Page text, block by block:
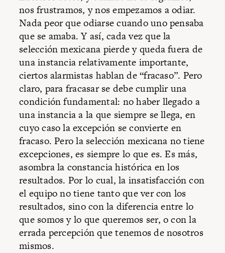
nos frustramos, y nos empezamos a odiar.
Nada peor que odiarse cuando uno pensaba
que se amaba. Y así, cada vez que la
selección mexicana pierde y queda fuera de
una instancia relativamente importante,
ciertos alarmistas hablan de “fracaso”. Pero
claro, para fracasar se debe cumplir una
condición fundamental: no haber llegado a
una instancia a la que siempre se llega, en
cuyo caso la excepción se convierte en
fracaso. Pero la selección mexicana no tiene
excepciones, es siempre lo que es. Es más,
asombra la constancia histórica en los
resultados. Por lo cual, la insatisfacción con
el equipo no tiene tanto que ver con los
resultados, sino con la diferencia entre lo
que somos y lo que queremos ser, o con la
errada percepción que tenemos de nosotros
mismos.